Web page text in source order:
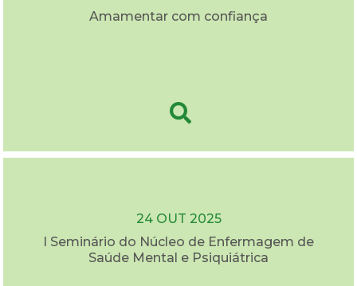
Amamentar com confiança
24 OUT 2025
I Seminário do Núcleo de Enfermagem de
Saúde Mental e Psiquiátrica